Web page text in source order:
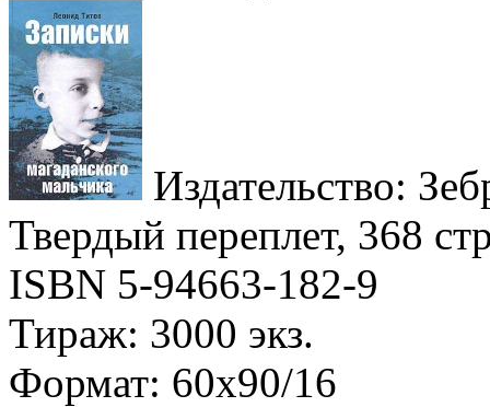
Издательство:
Твердый переплет, 368
ISBN 5-94663-182-9
Тираж: 3000 экз.
Формат: 60x90/16